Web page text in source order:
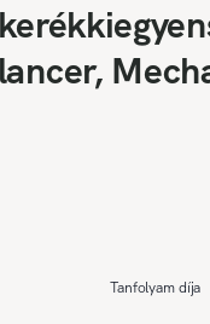
Tanfolyam díja